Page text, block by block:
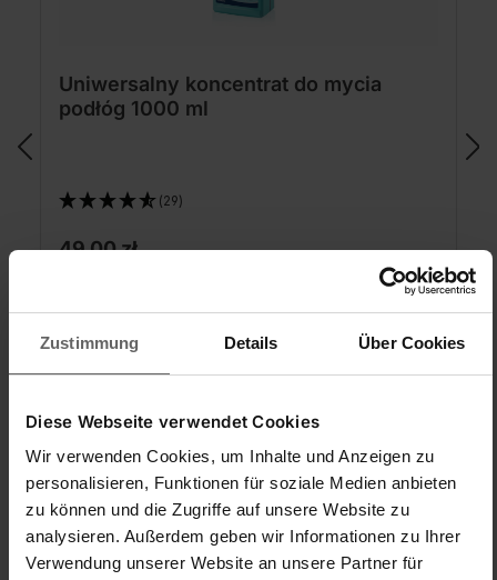
Zustimmung Details Über Cookies
Diese Webseite verwendet Cookies
Wir verwenden Cookies, um Inhalte und Anzeigen zu
personalisieren, Funktionen für soziale Medien anbieten
zu können und die Zugriffe auf unsere Website zu
analysieren. Außerdem geben wir Informationen zu Ihrer
Verwendung unserer Website an unsere Partner für
Uniwersalny koncentrat do mycia
podłóg 1000 ml
(29)
49,00 zł
Nadaje się do mopów z funkcją odsysania
Dodaj do koszyka